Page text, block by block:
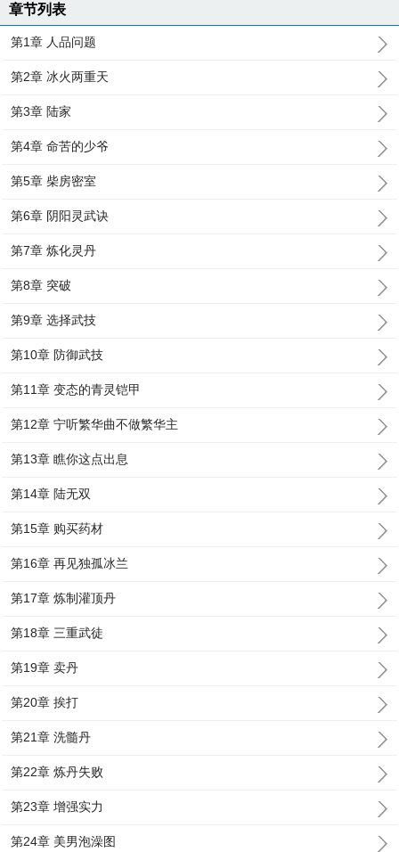
章节列表
第1章 人品问题
第2章 冰火两重天
第3章 陆家
第4章 命苦的少爷
第5章 柴房密室
第6章 阴阳灵武诀
第7章 炼化灵丹
第8章 突破
第9章 选择武技
第10章 防御武技
第11章 变态的青灵铠甲
第12章 宁听繁华曲不做繁华主
第13章 瞧你这点出息
第14章 陆无双
第15章 购买药材
第16章 再见独孤冰兰
第17章 炼制灌顶丹
第18章 三重武徒
第19章 卖丹
第20章 挨打
第21章 洗髓丹
第22章 炼丹失败
第23章 增强实力
第24章 美男泡澡图